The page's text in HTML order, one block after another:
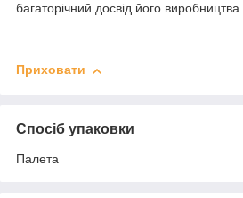
багаторічний досвід його виробництва.
Приховати
Спосіб упаковки
Палета